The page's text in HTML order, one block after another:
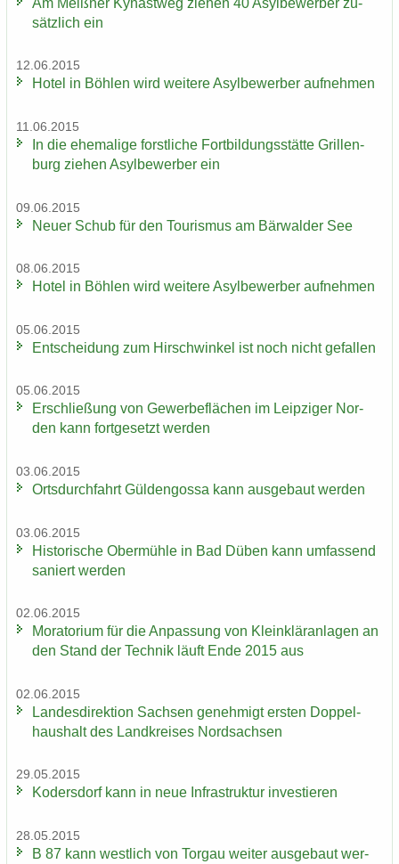
sätz­lich ein
12.06.2015
Hotel in Böh­len wird wei­te­re Asyl­be­wer­ber auf­neh­men
11.06.2015
In die ehe­ma­li­ge forst­li­che Fort­bil­dungs­stät­te Gril­len­
burg zie­hen Asyl­be­wer­ber ein
09.06.2015
Neuer Schub für den Tou­ris­mus am Bär­wal­der See
08.06.2015
Hotel in Böh­len wird wei­te­re Asyl­be­wer­ber auf­neh­men
05.06.2015
Ent­schei­dung zum Hirsch­win­kel ist noch nicht ge­fal­len
05.06.2015
Er­schlie­ßung von Ge­wer­be­flä­chen im Leip­zi­ger Nor­
den kann fort­ge­setzt wer­den
03.06.2015
Orts­durch­fahrt Gül­den­gos­sa kann aus­ge­baut wer­den
03.06.2015
His­to­ri­sche Ober­müh­le in Bad Düben kann um­fas­send
sa­niert wer­den
02.06.2015
Mo­ra­to­ri­um für die An­pas­sung von Klein­klär­an­la­gen an
den Stand der Tech­nik läuft Ende 2015 aus
02.06.2015
Lan­des­di­rek­ti­on Sach­sen ge­neh­migt ers­ten Dop­pel­
haus­halt des Land­krei­ses Nord­sach­sen
29.05.2015
Ko­ders­dorf kann in neue In­fra­struk­tur in­ves­tie­ren
28.05.2015
B 87 kann west­lich von Tor­gau wei­ter aus­ge­baut wer­